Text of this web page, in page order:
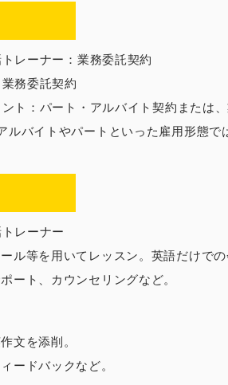
レーナー：業務委託契約
務委託契約
ト：パート・アルバイト契約または
ルバイトやパートといった雇用形態で
レーナー
ル等を用いてレッスン。英語だけで
ート、カウンセリングなど。
文を添削。
ードバックなど。